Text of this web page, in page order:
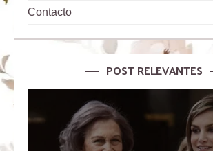
Contacto
POST RELEVANTES